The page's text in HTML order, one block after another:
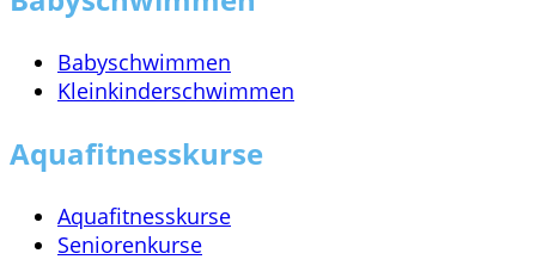
Babyschwimmen
Kleinkinderschwimmen
Aquafitnesskurse
Aquafitnesskurse
Seniorenkurse